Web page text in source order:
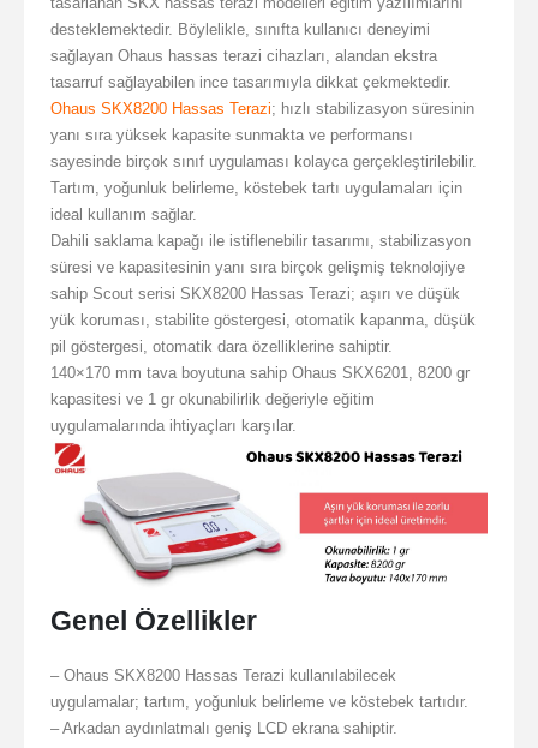
desteklemektedir. Böylelikle, sınıfta kullanıcı deneyimi
sağlayan Ohaus hassas terazi cihazları, alandan ekstra
tasarruf sağlayabilen ince tasarımıyla dikkat çekmektedir.
Ohaus SKX8200 Hassas Terazi; hızlı stabilizasyon süresinin
yanı sıra yüksek kapasite sunmakta ve performansı
sayesinde birçok sınıf uygulaması kolayca gerçekleştirilebilir.
Tartım, yoğunluk belirleme, köstebek tartı uygulamaları için
ideal kullanım sağlar.
Dahili saklama kapağı ile istiflenebilir tasarımı, stabilizasyon
süresi ve kapasitesinin yanı sıra birçok gelişmiş teknolojiye
sahip Scout serisi SKX8200 Hassas Terazi; aşırı ve düşük
yük koruması, stabilite göstergesi, otomatik kapanma, düşük
pil göstergesi, otomatik dara özelliklerine sahiptir.
140×170 mm tava boyutuna sahip Ohaus SKX6201, 8200 gr
kapasitesi ve 1 gr okunabilirlik değeriyle eğitim
uygulamalarında ihtiyaçları karşılar.
Genel Özellikler
– Ohaus SKX8200 Hassas Terazi kullanılabilecek
uygulamalar; tartım, yoğunluk belirleme ve köstebek tartıdır.
– Arkadan aydınlatmalı geniş LCD ekrana sahiptir.